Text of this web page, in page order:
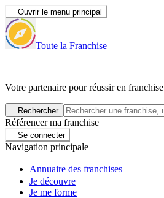
Ouvrir le menu principal
Toute la Franchise
|
Votre partenaire pour réussir en franchise
Rechercher
Référencer ma franchise
Se connecter
Navigation principale
Annuaire des franchises
Je découvre
Je me forme